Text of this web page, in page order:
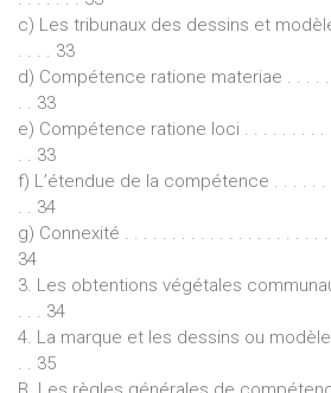
c) Les tribunaux des dessins et
. . . . 33
d) Compétence ratione materiae . . . . .
. . 33
e) Compétence ratione loci . . . . . . . . . .
. . 33
f) L’étendue de la compétence . . . . . . .
. . 34
g) Connexité . . . . . . . . . . . . . . . . . . . . . .
34
3. Les obtentions végétales
. . . 34
4. La marque et les dessins ou
. . 35